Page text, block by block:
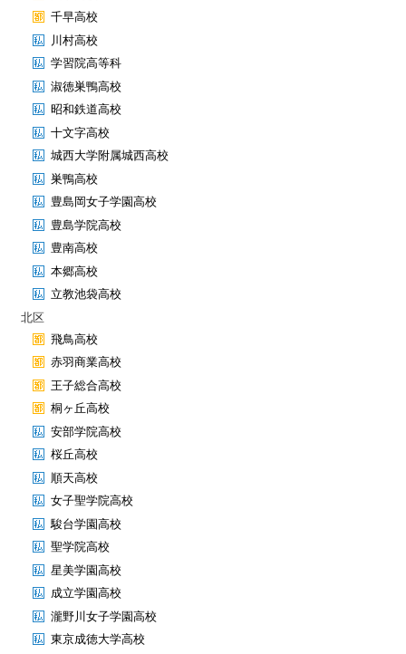
千早高校
川村高校
学習院高等科
淑徳巣鴨高校
昭和鉄道高校
十文字高校
城西大学附属城西高校
巣鴨高校
豊島岡女子学園高校
豊島学院高校
豊南高校
本郷高校
立教池袋高校
北区
飛鳥高校
赤羽商業高校
王子総合高校
桐ヶ丘高校
安部学院高校
桜丘高校
順天高校
女子聖学院高校
駿台学園高校
聖学院高校
星美学園高校
成立学園高校
瀧野川女子学園高校
東京成徳大学高校